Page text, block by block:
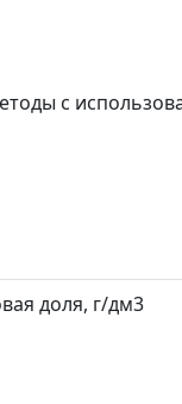
с
доля, г/дм3